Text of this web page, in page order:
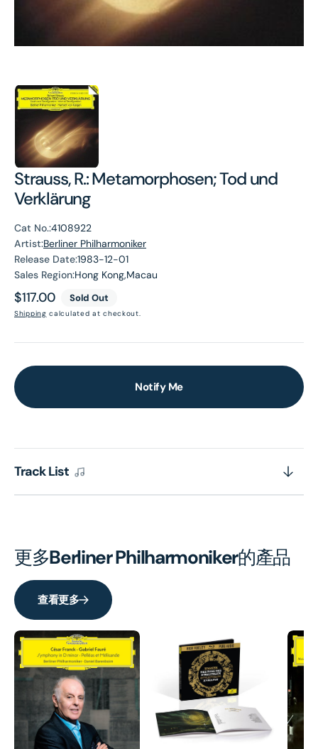
Strauss, R.: Metamorphosen; Tod und
Verklärung
Cat No.:4108922
Artist:Berliner Philharmoniker
Release Date:1983-12-01
Sales Region:Hong Kong,Macau
Regular
price
$117.00 Sold Out
Shipping calculated at checkout.
Notify Me
Track List
更多Berliner Philharmoniker的產品
查看更多